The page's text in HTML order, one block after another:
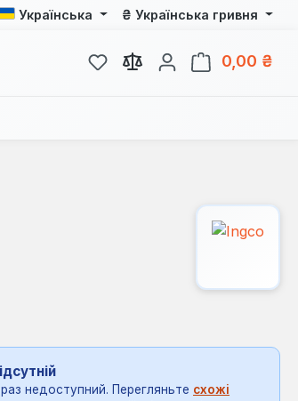
Українська ₴ Українська гривня
У вас є 0 у списку бажань
0,00 ₴
недоступний. Перегляньте схожі